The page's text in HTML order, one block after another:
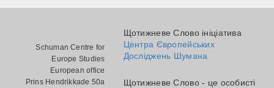
Schuman Centre for
Europe Studies
European office
Prins Hendrikkade 50a
Щотижневе Слово ініціатива
Центра Європейських
Досліджень Шумана
Щотижневе Слово - це особисті